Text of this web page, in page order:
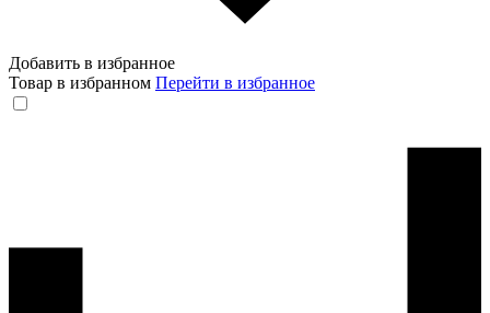
Добавить в избранное
Товар в избранном Перейти в избранное